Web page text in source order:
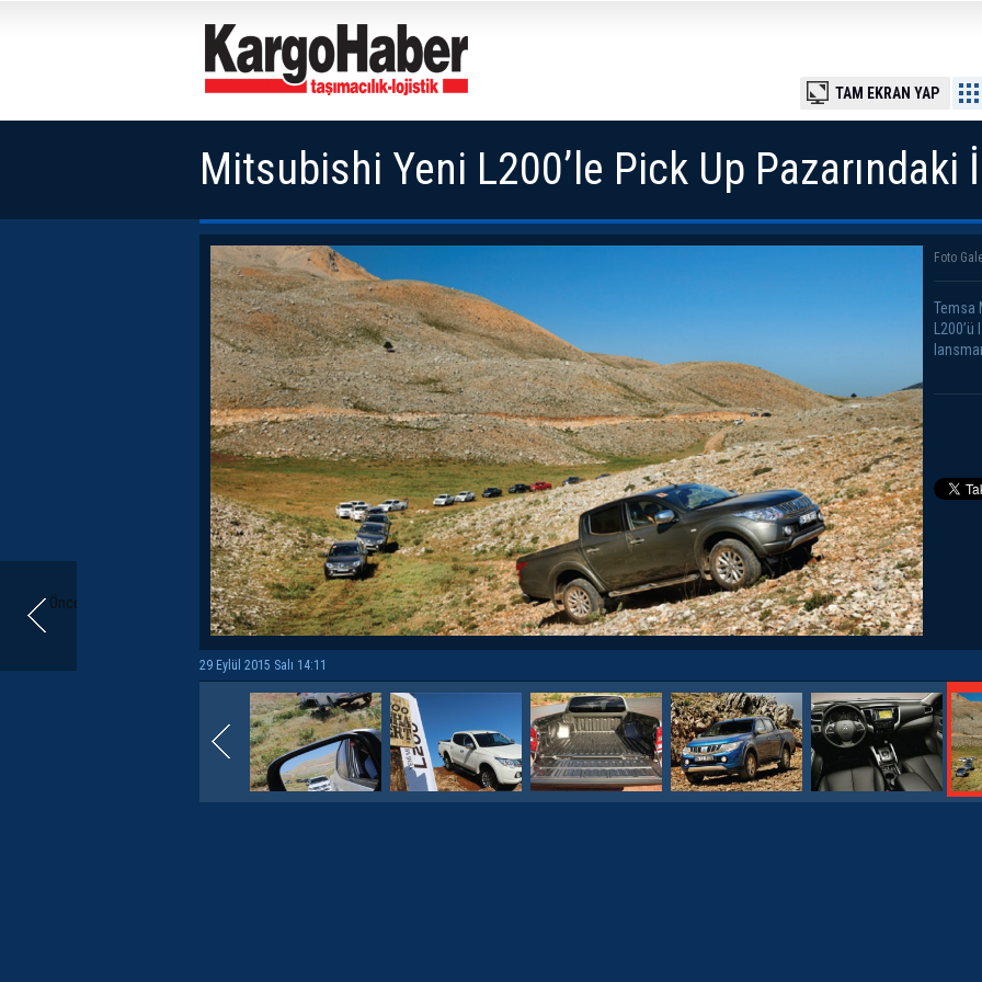
Önceki
TAM EKRAN YAP
Mitsubishi Yeni L200’le Pick Up Pazarındaki
Edecek
Foto
Temsa
29 Eylül 2015 Salı 14:11